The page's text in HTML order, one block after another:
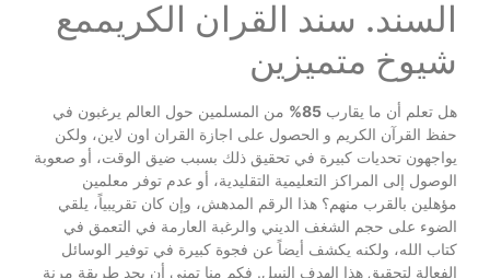
السند. سند القران الكريممع
شيوخ متميزين
هل تعلم أن ما يقارب 85%
من المسلمين حول العالم يرغبون في
حفظ القرآن الكريم و الحصول على اجازة القران اون لاين، ولكن
يواجهون تحديات كبيرة في تحقيق ذلك بسبب ضيق الوقت، أو صعوبة
الوصول إلى المراكز التعليمية التقليدية، أو عدم توفر معلمين
مؤهلين بالقرب منهم؟ هذا الرقم المدهش، وإن كان تقريبياً، يلقي
الضوء على حجم الشغف الديني والرغبة العارمة في التعمق في
كتاب الله، ولكنه يكشف أيضاً عن فجوة كبيرة في توفير الوسائل
الفعالة لتحقيق هذا الهدف النبيل. فكم منا تمنى أن يجد طريقة مرنة